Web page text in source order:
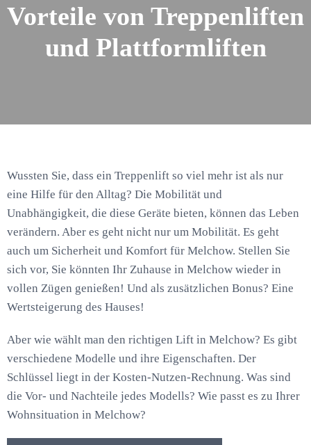
Vorteile von Treppenliften
und Plattformliften
Wussten Sie, dass ein Treppenlift so viel mehr ist als nur
eine Hilfe für den Alltag? Die Mobilität und
Unabhängigkeit, die diese Geräte bieten, können das Leben
verändern. Aber es geht nicht nur um Mobilität. Es geht
auch um Sicherheit und Komfort für Melchow. Stellen Sie
sich vor, Sie könnten Ihr Zuhause in Melchow wieder in
vollen Zügen genießen! Und als zusätzlichen Bonus? Eine
Wertsteigerung des Hauses!
Aber wie wählt man den richtigen Lift in Melchow? Es gibt
verschiedene Modelle und ihre Eigenschaften. Der
Schlüssel liegt in der Kosten-Nutzen-Rechnung. Was sind
die Vor- und Nachteile jedes Modells? Wie passt es zu Ihrer
Wohnsituation in Melchow?